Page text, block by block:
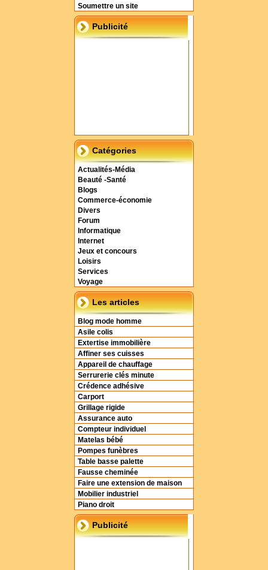
Soumettre un site
Publicité
Catégories
Actualités-Média
Beauté -Santé
Blogs
Commerce-économie
Divers
Forum
Informatique
Internet
Jeux et concours
Loisirs
Services
Voyage
Les articles
Blog mode homme
Asile colis
Extertise immobilière
Affiner ses cuisses
Appareil de chauffage
Serrurerie clés minute
Crédence adhésive
Carport
Grillage rigide
Assurance auto
Compteur individuel
Matelas bébé
Pompes funèbres
Table basse palette
Fausse cheminée
Faire une extension de maison
Mobilier industriel
Piano droit
Publicité